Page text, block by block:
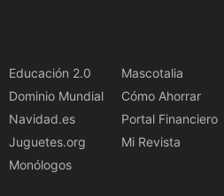
Educación 2.0
Dominio Mundial
Navidad.es
Juguetes.org
Monólogos
Mascotalia
Cómo Ahorrar
Portal Financiero
Mi Revista